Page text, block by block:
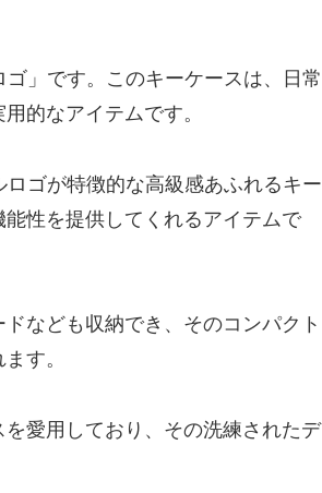
」です。このキーケースは、日常
的なアイテムです。
ロゴが特徴的な高級感あふれるキー
性を提供してくれるアイテムで
なども収納でき、そのコンパクト
す。
愛用しており、その洗練されたデ